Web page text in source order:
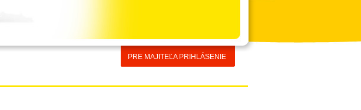
PRE MAJITEĽA PRIHLÁSENIE